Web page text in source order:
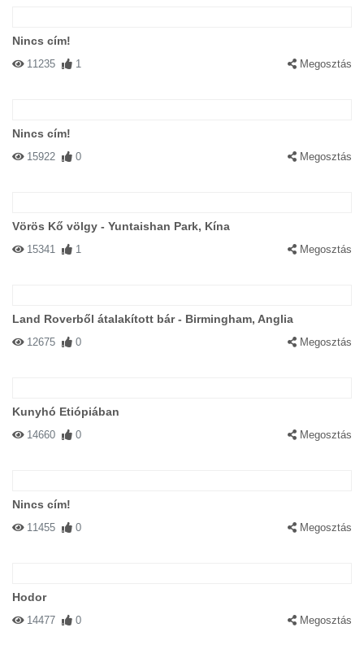
Nincs cím!
11235 1 Megosztás
Nincs cím!
15922 0 Megosztás
Vörös Kő völgy - Yuntaishan Park, Kína
15341 1 Megosztás
Land Roverből átalakított bár - Birmingham, Anglia
12675 0 Megosztás
Kunyhó Etiópiában
14660 0 Megosztás
Nincs cím!
11455 0 Megosztás
Hodor
14477 0 Megosztás